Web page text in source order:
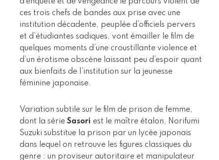
ces trois chefs de bandes aux prise avec une
institution décadente, peuplée d’officiels pervers
et d’étudiantes sadiques, vont émailler le film de
quelques moments d’une croustillante violence et
d’un érotisme obscène laissant peu d’espoir quant
aux bienfaits de l’institution sur la jeunesse
féminine japonaise.
Variation subtile sur le film de prison de femme,
dont la série Sasori est le maître étalon, Norifumi
Suzuki substitue la prison par un lycée japonais
dans lequel on retrouve les figures classiques du
genre : un proviseur autoritaire et manipulateur